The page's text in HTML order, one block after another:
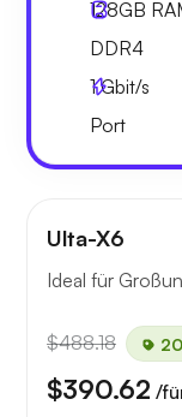
128GB
DDR4
1Gbit/s
Port
Ulta-X6
Ideal für
$488.18
$390.62 /